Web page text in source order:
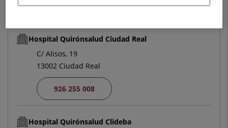
932 906 200
Hospital Quirónsalud Ciudad Real
C/ Alisos, 19
13002 Ciudad Real
926 255 008
Hospital Quirónsalud Clideba